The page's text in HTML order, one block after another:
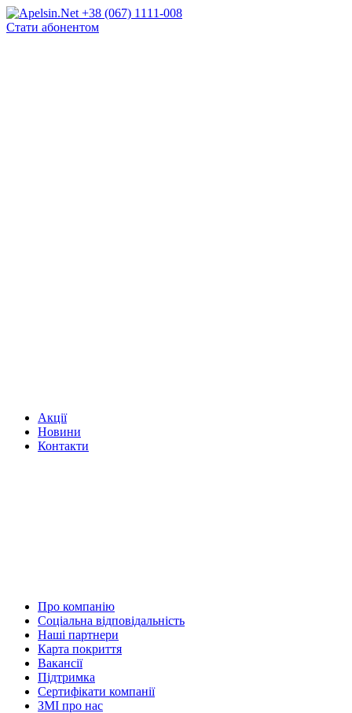
+38 (067) 1111-008
Стати абонентом
Акції
Новини
Контакти
Про компанію
Соціальна відповідальність
Наші партнери
Карта покриття
Вакансії
Підтримка
Сертифікати компанії
ЗМІ про нас